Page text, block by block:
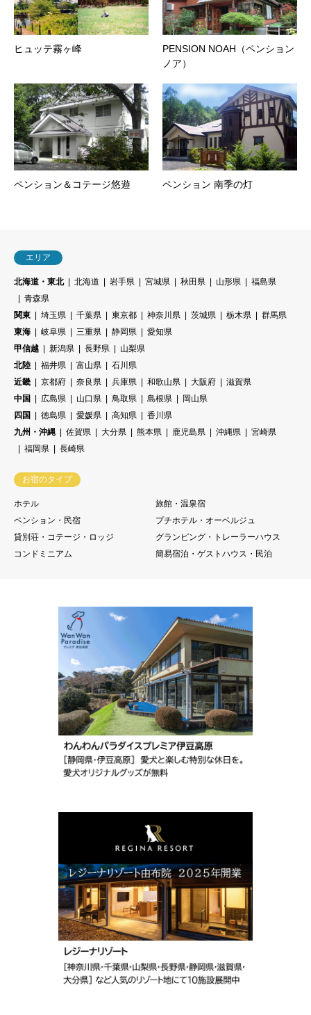
ヒュッテ霧ヶ峰
PENSION NOAH（ペンション
ノア）
ペンション＆コテージ悠遊 ペンション 南季の灯
エリア
北海道・東北 北海道 岩手県 宮城県 秋田県 山形県
福島県
青森県
関東
埼玉県 千葉県 東京都 神奈川県 茨城県 栃木県
群馬県
東海
岐阜県 三重県 静岡県
愛知県
甲信越
新潟県 長野県
山梨県
北陸
福井県 富山県
石川県
近畿
京都府 奈良県 兵庫県 和歌山県 大阪府
滋賀県
中国
広島県 山口県 鳥取県 島根県
岡山県
四国
徳島県 愛媛県 高知県
香川県
九州・沖縄
佐賀県 大分県 熊本県 鹿児島県 沖縄県
宮崎県
福岡県
長崎県
お宿のタイプ
ホテル
旅館・温泉宿
ペンション・民宿
プチホテル・オーベルジュ
貸別荘・コテージ・ロッジ
グランピング・トレーラーハウス
コンドミニアム
簡易宿泊・ゲストハウス・民泊